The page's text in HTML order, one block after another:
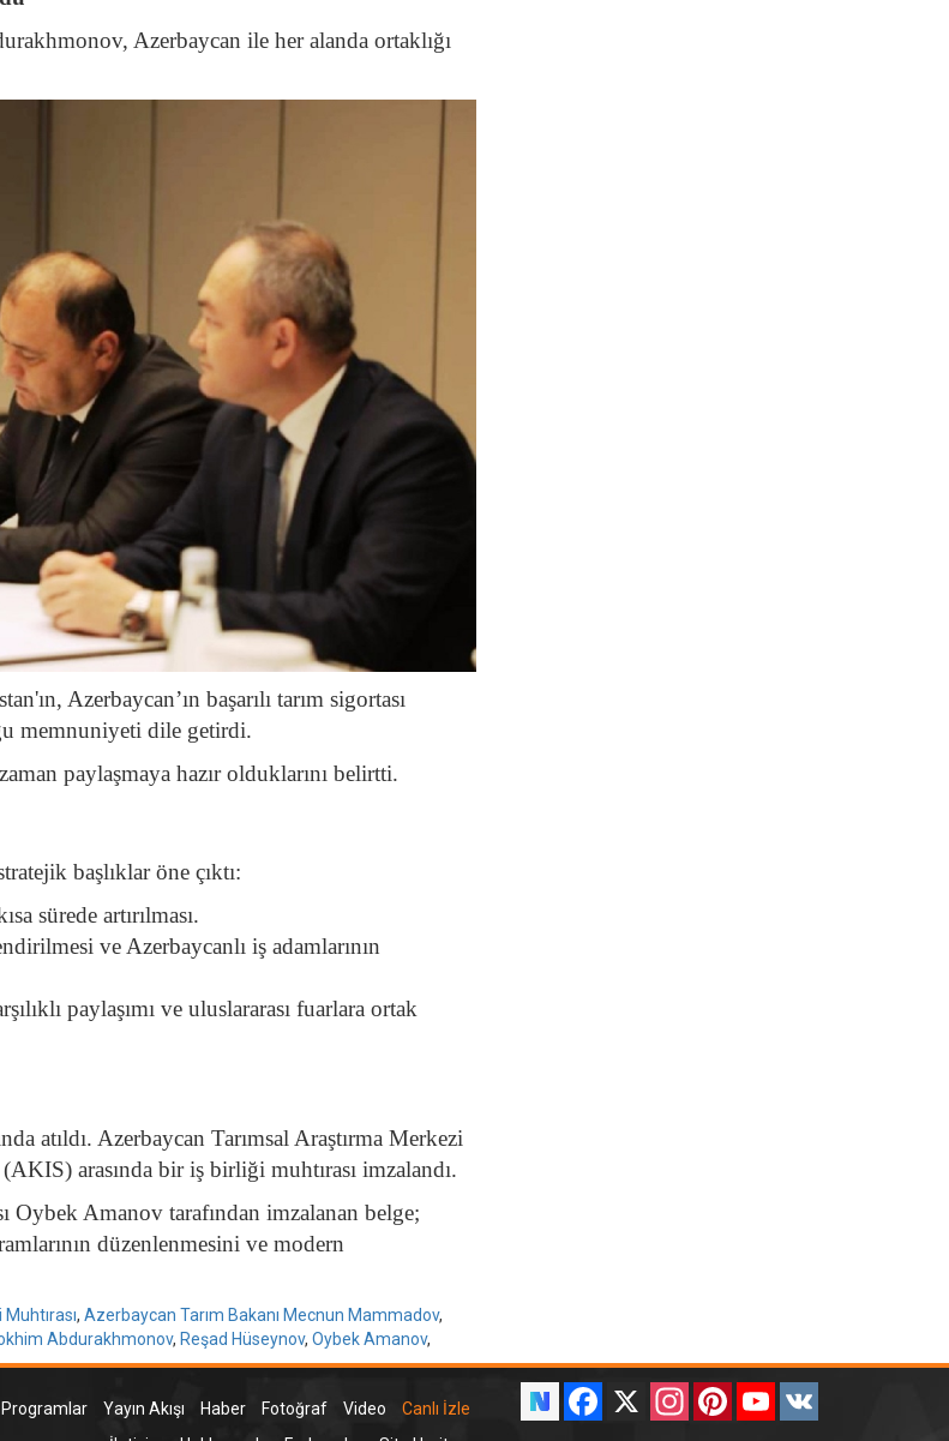
Azerbaycan ile her alanda ortaklığı
Azerbaycan’ın başarılı tarım sigortası
memnuniyeti dile getirdi.
paylaşmaya hazır olduklarını belirtti.
başlıklar öne çıktı:
sürede artırılması.
ve Azerbaycanlı iş adamlarının
paylaşımı ve uluslararası fuarlara ortak
atıldı. Azerbaycan Tarımsal Araştırma Merkezi
arasında bir iş birliği muhtırası imzalandı.
Oybek Amanov tarafından imzalanan belge;
düzenlenmesini ve modern
, Azerbaycan Tarım Bakanı Mecnun Mammadov,
Abdurakhmonov, Reşad Hüseynov, Oybek Amanov,
Programlar Yayın Akışı Haber Fotoğraf Video
Canlı İzle
Facebook
X InstagramPinterestYouTube